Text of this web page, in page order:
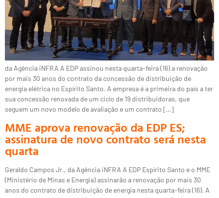
da Agência iNFRA A EDP assinou nesta quarta-feira (16) a renovação
por mais 30 anos do contrato da concessão de distribuição de
energia elétrica no Espírito Santo. A empresa é a primeira do país a ter
sua concessão renovada de um ciclo de 19 distribuidoras, que
seguem um novo modelo de avaliação e um contrato […]
MME aprova renovação da EDP ES;
assinatura de novo contrato será nesta
quarta
Geraldo Campos Jr., da Agência iNFRA A EDP Espírito Santo e o MME
(Ministério de Minas e Energia) assinarão a renovação por mais 30
anos do contrato de distribuição de energia nesta quarta-feira (16). A